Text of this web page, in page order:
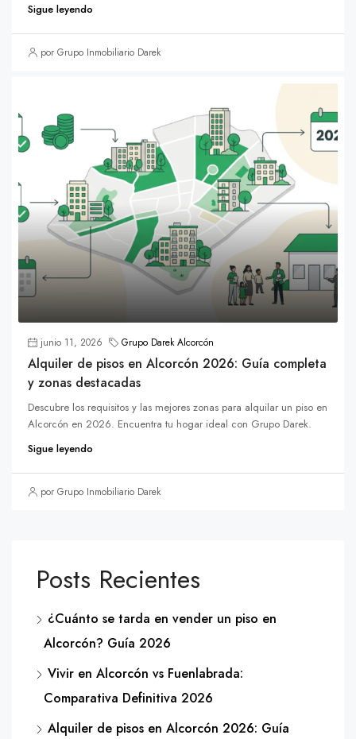
Sigue leyendo
por Grupo Inmobiliario Darek
junio 11, 2026 Grupo Darek Alcorcón
Alquiler de pisos en Alcorcón 2026: Guía completa
y zonas destacadas
Descubre los requisitos y las mejores zonas para alquilar un piso en
Alcorcón en 2026. Encuentra tu hogar ideal con Grupo Darek.
Sigue leyendo
por Grupo Inmobiliario Darek
Posts Recientes
¿Cuánto se tarda en vender un piso en
Alcorcón? Guía 2026
Vivir en Alcorcón vs Fuenlabrada:
Comparativa Definitiva 2026
Alquiler de pisos en Alcorcón 2026: Guía